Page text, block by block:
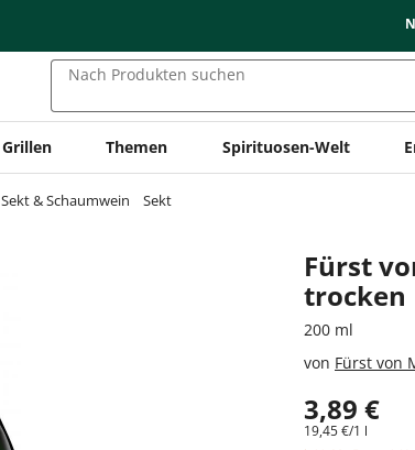
Nach Produkten suchen
Grillen Themen Spirituosen-Welt
Sekt & Schaumwein Sekt
Fürst
trocken
200 ml
von Fürst von
3,89 €
19,45 €/1 l